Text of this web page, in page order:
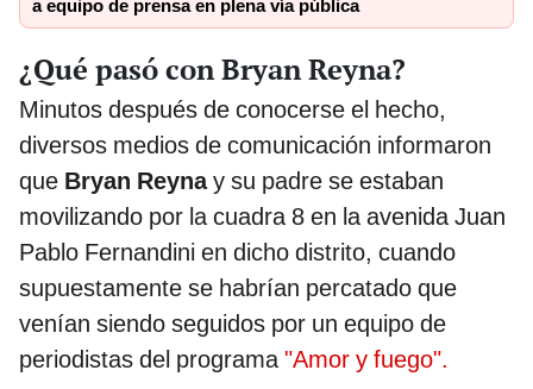
a equipo de prensa en plena vía pública
¿Qué pasó con Bryan Reyna?
Minutos después de conocerse el hecho,
diversos medios de comunicación informaron
que Bryan Reynay su padre se estaban
movilizando por la cuadra 8 en la avenida Juan
Pablo Fernandini en dicho distrito, cuando
supuestamente se habrían percatado que
venían siendo seguidos por un equipo de
periodistas del programa"Amor y fuego".